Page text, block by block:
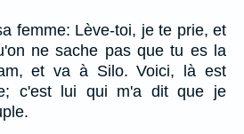
femme: Lève-toi, je te prie, et
ne sache pas que tu es la
et va à Silo. Voici, là est
c'est lui qui m'a dit que je